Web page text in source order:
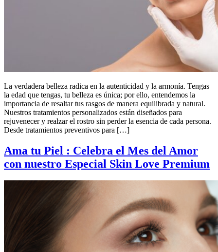
La verdadera belleza radica en la autenticidad y la armonía. Tengas
la edad que tengas, tu belleza es única; por ello, entendemos la
importancia de resaltar tus rasgos de manera equilibrada y natural.
Nuestros tratamientos personalizados están diseñados para
rejuvenecer y realzar el rostro sin perder la esencia de cada persona.
Desde tratamientos preventivos para […]
Ama tu Piel : Celebra el Mes del Amor
con nuestro Especial Skin Love Premium